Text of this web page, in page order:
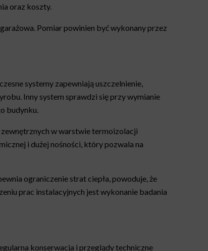
oraz koszty.
Pomiar powinien być wykonany przez
systemy zapewniają uszczelnienie,
Inny system sprawdzi się przy wymianie
budynku.
w warstwie termoizolacji
i dużej nośności, który pozwala na
ograniczenie strat ciepła, powoduje, że
prac instalacyjnych jest wykonanie badania
konserwacja i przeglądy techniczne